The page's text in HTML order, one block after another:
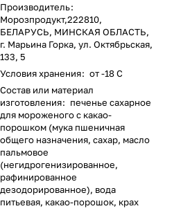
Производитель:
Морозпродукт,222810,
БЕЛАРУСЬ, МИНСКАЯ ОБЛАСТЬ,
г. Марьина Горка, ул. Октябрьская,
133, 5
Условия хранения: от -18 С
Состав или материал
изготовления: печенье сахарное
для мороженого с какао-
порошком (мука пшеничная
общего назначения, сахар, масло
пальмовое
(негидрогенизированное,
рафинированное
дезодорированное), вода
питьевая, какао-порошок, крах